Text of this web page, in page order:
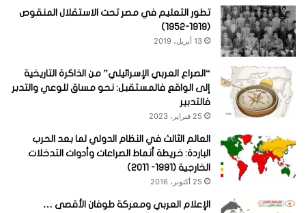
تطور التعليم في مصر تحت الاستقلال المنقوص
(1919-1952)
13 أبريل، 2019
“الصراع العربي الإسرائيلي” من الذاكرة التاريخية
إلى الواقع فالمستقبل: نحو مساق للوعي والتدبر
فالتدبير
25 فبراير، 2023
العالم الثالث في النظام الدولي لما بعد الحرب
الباردة: خريطة أنماط الصراعات وأدوات التدخلات
الخارجية (1991- 2011)
25 أكتوبر، 2016
الإعلام العربي ومعركة طوفان الأقصى …